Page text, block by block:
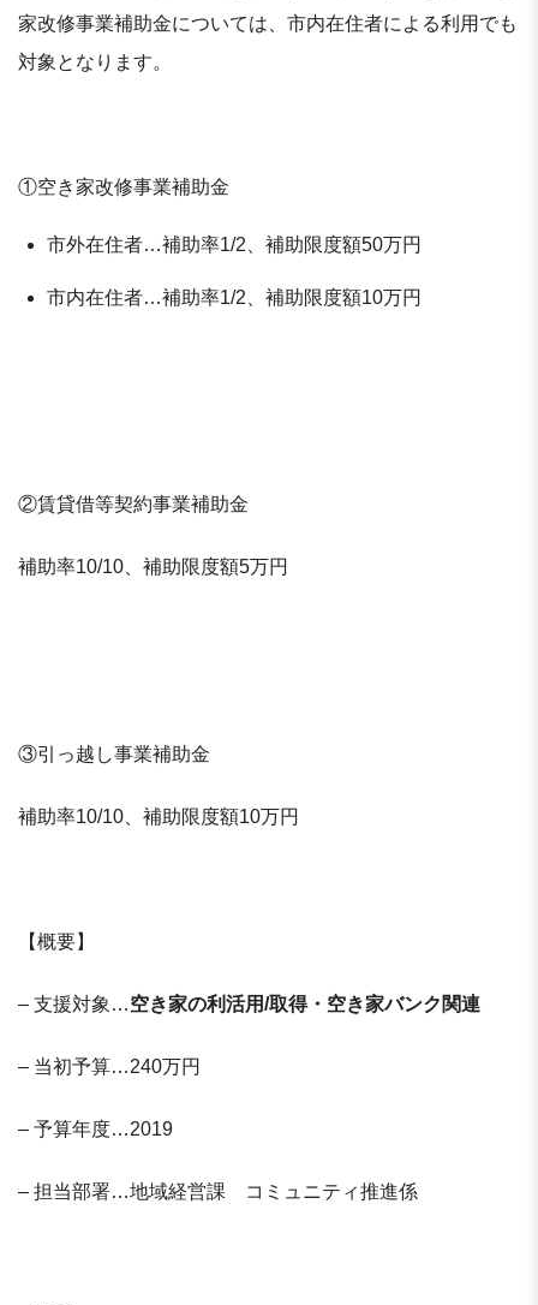
家改修事業補助金については、市内在住者による利用でも
対象となります。
①空き家改修事業補助金
市外在住者…補助率1/2、補助限度額50万円
市内在住者…補助率1/2、補助限度額10万円
②賃貸借等契約事業補助金
補助率10/10、補助限度額5万円
③引っ越し事業補助金
補助率10/10、補助限度額10万円
【概要】
– 支援対象…空き家の利活用/取得・空き家バンク関連
– 当初予算…240万円
– 予算年度…2019
– 担当部署…地域経営課 コミュニティ推進係